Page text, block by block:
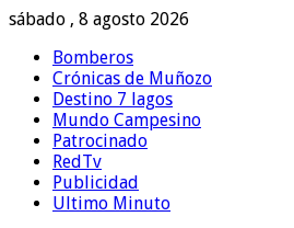
sábado , 8 agosto 2026
Bomberos
Crónicas de Muñozo
Destino 7 lagos
Mundo Campesino
Patrocinado
RedTv
Publicidad
Ultimo Minuto